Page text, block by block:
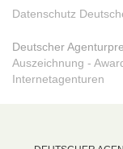
Datenschutz
Deutscher
Auszeichnung -
Internetagenturen